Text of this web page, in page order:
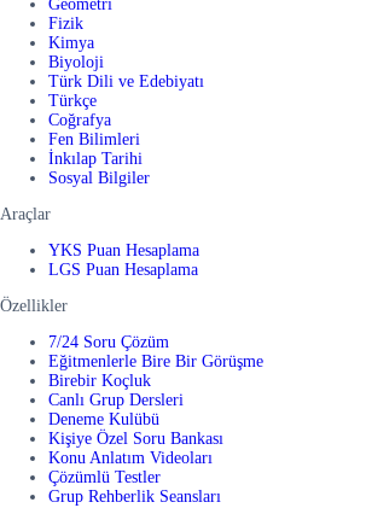
Geometri
Fizik
Kimya
Biyoloji
Türk Dili ve Edebiyatı
Türkçe
Coğrafya
Fen Bilimleri
İnkılap Tarihi
Sosyal Bilgiler
Araçlar
YKS Puan Hesaplama
LGS Puan Hesaplama
Özellikler
7/24 Soru Çözüm
Eğitmenlerle Bire Bir Görüşme
Birebir Koçluk
Canlı Grup Dersleri
Deneme Kulübü
Kişiye Özel Soru Bankası
Konu Anlatım Videoları
Çözümlü Testler
Grup Rehberlik Seansları